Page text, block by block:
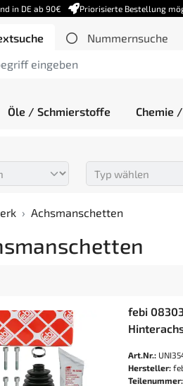
in DE ab 90€ Priorisierte Bestellung
Nummernsuche
Öle / Schmierstoffe Chemie
Achsmanschetten
febi
Art.Nr.:
Hersteller:
Teilenummer: